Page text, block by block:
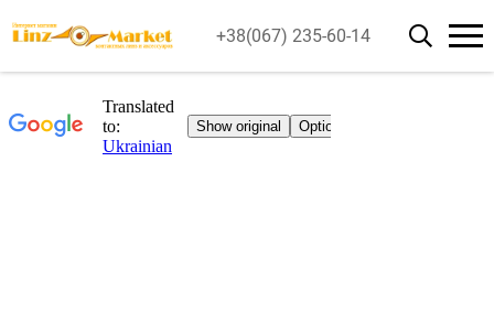
+38(067) 235-60-14